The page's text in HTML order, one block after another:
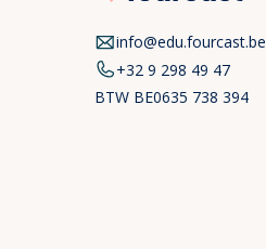
info@edu.fourcast.be
+32 9 298 49 47
BTW BE0635 738 394